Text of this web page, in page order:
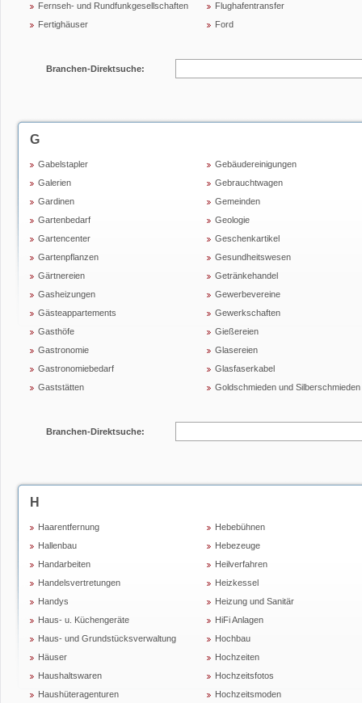
Fernseh- und Rundfunkgesellschaften
Fertighäuser
Flughafentransfer
Ford
Branchen-Direktsuche:
G
Gabelstapler
Galerien
Gardinen
Gartenbedarf
Gartencenter
Gartenpflanzen
Gärtnereien
Gasheizungen
Gästeappartements
Gasthöfe
Gastronomie
Gastronomiebedarf
Gaststätten
Gebäudereinigungen
Gebrauchtwagen
Gemeinden
Geologie
Geschenkartikel
Gesundheitswesen
Getränkehandel
Gewerbevereine
Gewerkschaften
Gießereien
Glasereien
Glasfaserkabel
Goldschmieden und Silberschmieden
Branchen-Direktsuche:
H
Haarentfernung
Hallenbau
Handarbeiten
Handelsvertretungen
Handys
Haus- u. Küchengeräte
Haus- und Grundstücksverwaltung
Häuser
Haushaltswaren
Haushüteragenturen
Hebebühnen
Hebezeuge
Heilverfahren
Heizkessel
Heizung und Sanitär
HiFi Anlagen
Hochbau
Hochzeiten
Hochzeitsfotos
Hochzeitsmoden